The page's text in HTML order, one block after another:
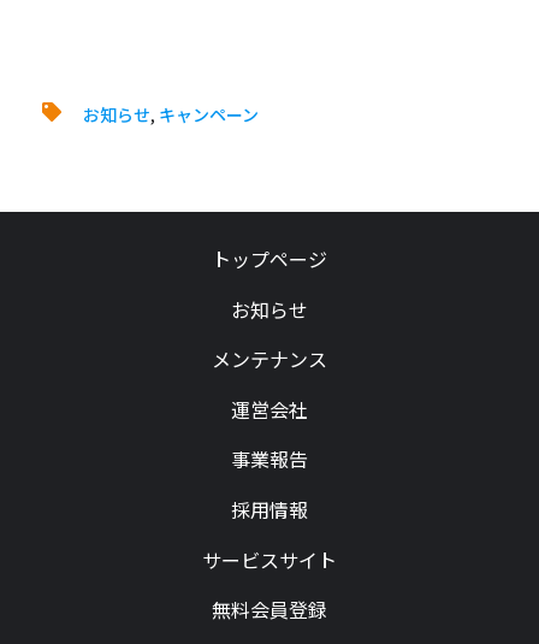
お知らせ, キャンペーン
トップページ
お知らせ
メンテナンス
運営会社
事業報告
採用情報
サービスサイト
無料会員登録